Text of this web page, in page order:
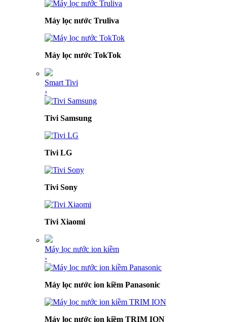
Máy lọc nước Truliva
Máy lọc nước TokTok
Smart Tivi
›
Tivi Samsung
Tivi LG
Tivi Sony
Tivi Xiaomi
Máy lọc nước ion kiềm
›
Máy lọc nước ion kiềm Panasonic
Máy lọc nước ion kiềm TRIM ION